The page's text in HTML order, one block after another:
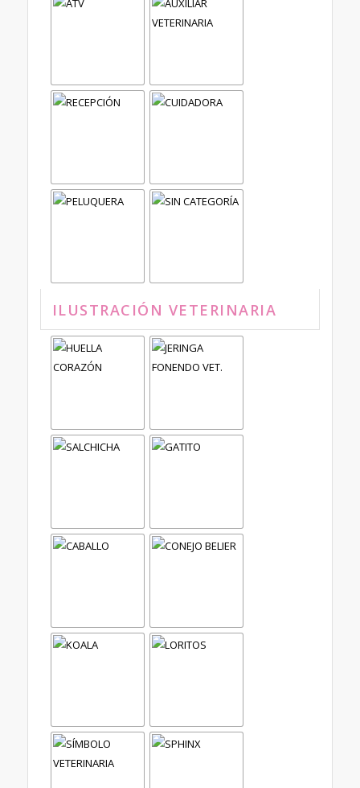
ILUSTRACIÓN VETERINARIA